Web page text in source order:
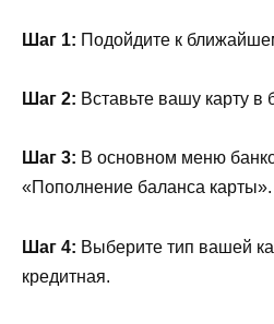
Шаг 1: Подойдите к
Шаг 2: Вставьте вашу карту в
Шаг 3: В основном меню
«Пополнение баланса карты».
Шаг 4: Выберите тип вашей
кредитная.